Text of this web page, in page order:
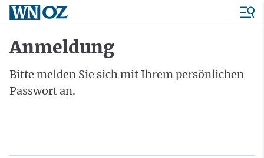
Anmeldung
Bitte melden Sie sich mit Ihrem persönlichen
Passwort an.